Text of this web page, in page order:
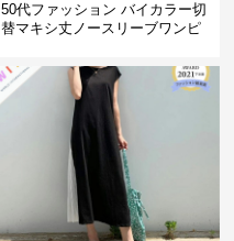
50代ファッション バイカラー切
替マキシ丈ノースリーブワンピ